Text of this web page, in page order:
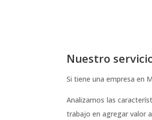
Nuestro
Si tiene una empresa en
Analizamos las
trabajo en agregar valor